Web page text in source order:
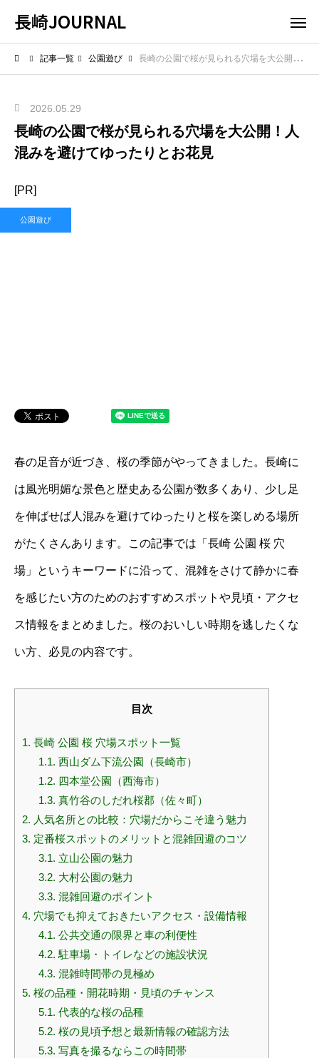
長崎JOURNAL
記事一覧 公園遊び 長崎の公園で桜が見られる穴場を大公開！人混みを避けてゆったりとお花見
2026.05.29
長崎の公園で桜が見られる穴場を大公開！人
混みを避けてゆったりとお花見
[PR]
公園遊び
春の足音が近づき、桜の季節がやってきました。長崎に
は風光明媚な景色と歴史ある公園が数多くあり、少し足
を伸ばせば人混みを避けてゆったりと桜を楽しめる場所
がたくさんあります。この記事では「長崎 公園 桜 穴
場」というキーワードに沿って、混雑をさけて静かに春
を感じたい方のためのおすすめスポットや見頃・アクセ
ス情報をまとめました。桜のおいしい時期を逃したくな
い方、必見の内容です。
目次
1. 長崎 公園 桜 穴場スポット一覧
1.1. 西山ダム下流公園（長崎市）
1.2. 四本堂公園（西海市）
1.3. 真竹谷のしだれ桜郡（佐々町）
2. 人気名所との比較：穴場だからこそ違う魅力
3. 定番桜スポットのメリットと混雑回避のコツ
3.1. 立山公園の魅力
3.2. 大村公園の魅力
3.3. 混雑回避のポイント
4. 穴場でも抑えておきたいアクセス・設備情報
4.1. 公共交通の限界と車の利便性
4.2. 駐車場・トイレなどの施設状況
4.3. 混雑時間帯の見極め
5. 桜の品種・開花時期・見頃のチャンス
5.1. 代表的な桜の品種
5.2. 桜の見頃予想と最新情報の確認方法
5.3. 写真を撮るならこの時間帯